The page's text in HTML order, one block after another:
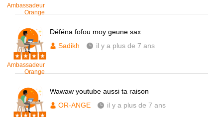
Ambassadeur
Orange
Ambassadeur
Orange
Déféna fofou moy geune sax
Sadikh
il y a plus de 7 ans
Wawaw youtube aussi ta raison
OR-ANGE
il y a plus de 7 ans